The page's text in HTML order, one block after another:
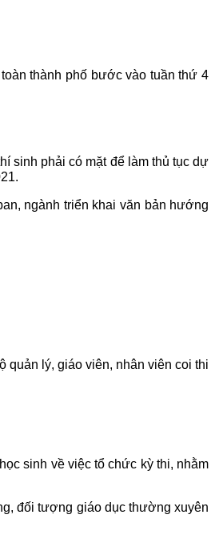
thành phố bước vào tuần thứ 4
sinh phải có mặt để làm thủ tục dự
ngành triển khai văn bản hướng
quản lý, giáo viên, nhân viên coi thi
sinh về việc tổ chức kỳ thi, nhằm
đối tượng giáo dục thường xuyên